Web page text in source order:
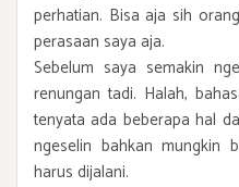
perhatian. Bisa aja sih
perasaan saya aja.
Sebelum saya semakin
renungan tadi. Halah,
tenyata ada beberapa hal
ngeselin bahkan mungkin
harus dijalani.